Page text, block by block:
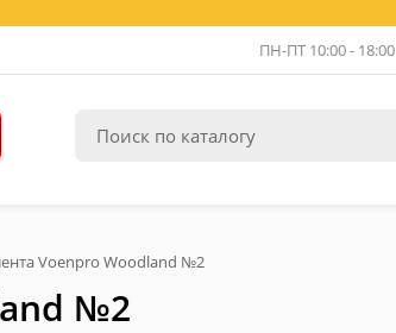
ПН-ПТ 10:00 - 18:00
Voenpro Woodland №2
№2